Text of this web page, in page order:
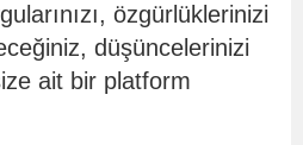
özgürlüklerinizi
düşüncelerinizi
ait bir platform